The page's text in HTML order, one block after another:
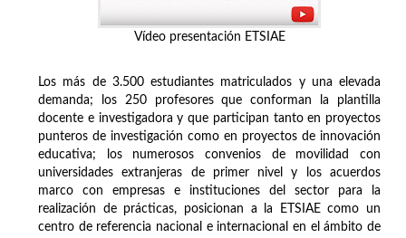
Vídeo presentación ETSIAE
Los más de 3.500 estudiantes matriculados y una elevada
demanda; los 250 profesores que conforman la plantilla
docente e investigadora y que participan tanto en proyectos
punteros de investigación como en proyectos de innovación
educativa; los numerosos convenios de movilidad con
universidades extranjeras de primer nivel y los acuerdos
marco con empresas e instituciones del sector para la
realización de prácticas, posicionan a la ETSIAE como un
centro de referencia nacional e internacional en el ámbito de